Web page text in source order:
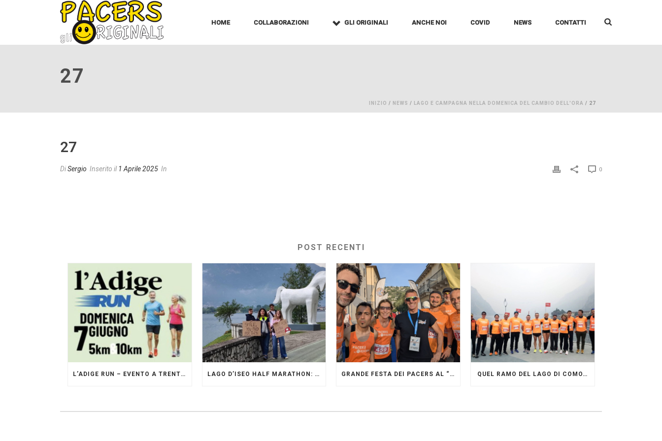
HOME COLLABORAZIONI GLI ORIGINALI ANCHE NOI COVID NEWS CONTATTI
27
INIZIO / NEWS / LAGO E CAMPAGNA NELLA DOMENICA DEL CAMBIO DELL'ORA / 27
27
DiSergio Inserito il1 Aprile 2025 In 0
POST RECENTI
L’ADIGE RUN – EVENTO A TRENTO GESTITO DAI PACERS GLI ORIGINALI LAGO D’ISEO HALF MARATHON: ORIGINALI PRESENTI GRANDE FESTA DEI PACERS AL “GARDA LAKE RUNNING FESTIVAL” QUEL RAMO DEL LAGO DI COMO…